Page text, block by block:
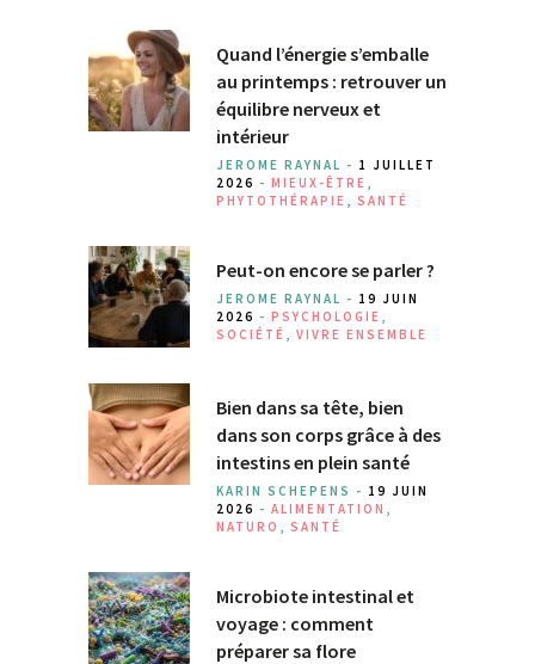
Quand l’énergie s’emballe
au printemps : retrouver un
équilibre nerveux et
intérieur
JEROME RAYNAL - 1 JUILLET
2026 - MIEUX-ÊTRE
PHYTOTHÉRAPIE
SANTÉ
Peut-on encore se parler ?
JEROME RAYNAL - 19 JUIN
2026 - PSYCHOLOGIE
SOCIÉTÉ
VIVRE ENSEMBLE
Bien dans sa tête, bien
dans son corps grâce à des
intestins en plein santé
KARIN SCHEPENS - 19 JUIN
2026 - ALIMENTATION
NATURO
SANTÉ
Microbiote intestinal et
voyage : comment
préparer sa flore